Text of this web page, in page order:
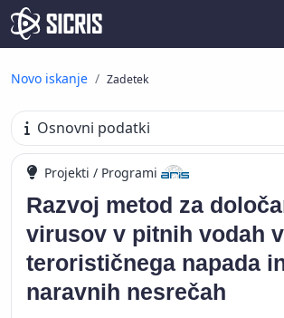
Novo iskanje Zadetek
Osnovni podatki
Projekti / Programi
Razvoj metod za
virusov v pitnih vodah
terorističnega napada
naravnih nesrečah